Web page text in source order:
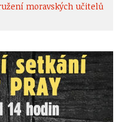
moravských učitelů